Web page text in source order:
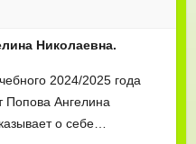
Николаевна.
2024/2025 года
Попова Ангелина
о себе…